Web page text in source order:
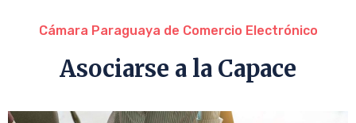
Cámara Paraguaya de Comercio Electrónico
Asociarse a la Capace